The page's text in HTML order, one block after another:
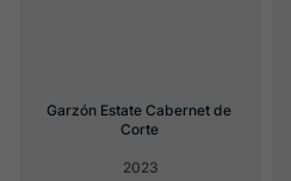
Garzón Estate Cabernet de
Corte
2023